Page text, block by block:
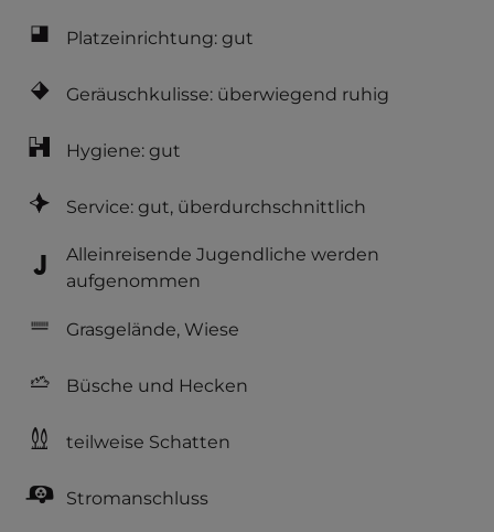
Platzeinrichtung: gut
Geräuschkulisse: überwiegend ruhig
Hygiene: gut
Service: gut, überdurchschnittlich
Alleinreisende Jugendliche werden
aufgenommen
Grasgelände, Wiese
Büsche und Hecken
teilweise Schatten
Stromanschluss